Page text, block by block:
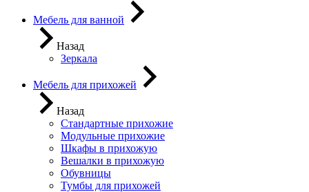
Мебель для ванной
Назад
Зеркала
Мебель для прихожей
Назад
Стандартные прихожие
Модульные прихожие
Шкафы в прихожую
Вешалки в прихожую
Обувницы
Тумбы для прихожей